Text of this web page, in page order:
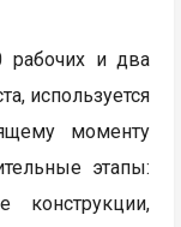
рабочих и два
используется
моменту
этапы:
конструкции,